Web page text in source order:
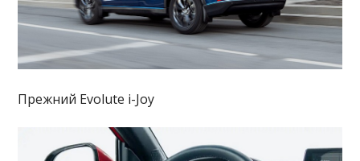
Прежний Evolute i-Joy